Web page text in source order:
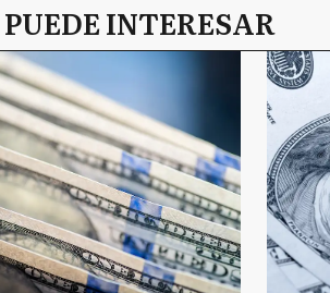
INTERESAR